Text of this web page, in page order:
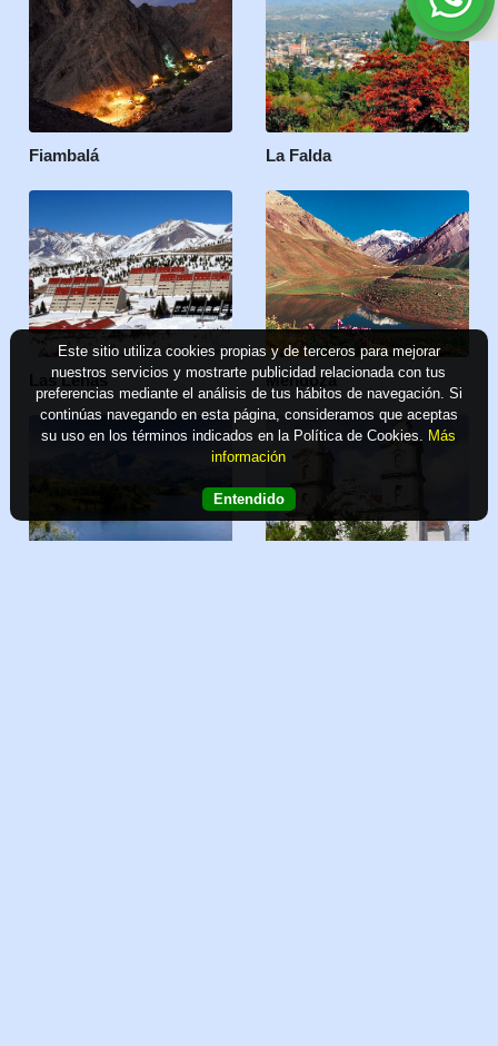
Fiambalá La Falda
Las Leñas Mendoza
Este sitio utiliza cookies propias y de terceros para mejorar
nuestros servicios y mostrarte publicidad relacionada con tus
preferencias mediante el análisis de tus hábitos de navegación. Si
continúas navegando en esta página, consideramos que aceptas
su uso en los términos indicados en la Política de Cookies. Más
información
Entendido